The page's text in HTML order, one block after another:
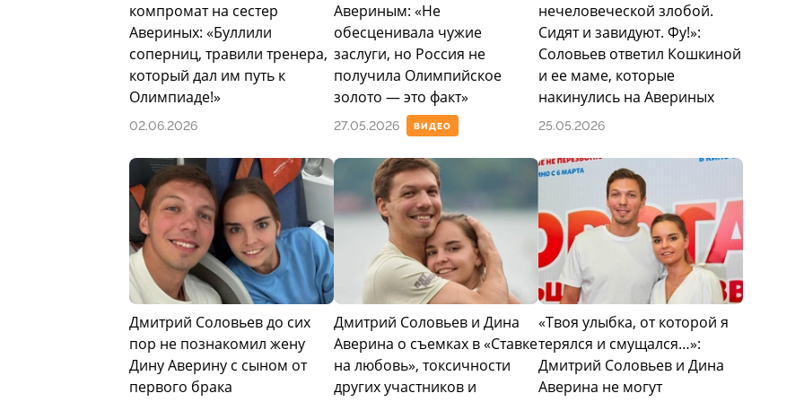
Сезон 2014/2015 спортсмен пропустил из-за операции на колене, но вернулся и продолжил
выступления. В январе 2018 года пара стала серебряным призером чемпионата Европы в
Москве, а 12 февраля 2018 года завоевала серебро командного турнира Олимпиады в
Пхенчхане. В личных соревнованиях заняла пятое место.
В июле 2019 года Екатерина Боброва объявила о завершении карьеры, после чего дуэт
прекратил выступления. Соловьев продолжил работу в ледовых шоу и телевизионных
проектах: участвовал в «Ледниковом периоде» в разные годы с Ольгой Бузовой, Ксенией
Бородиной, Натальей Подольской и другими партнерами. В 2024 году выступал в проекте
«Народный ледниковый период» в паре с гимнасткой Диной Авериной.
Личная жизнь
В юности Соловьев был женат на фигуристке Екатерине Лобановой. В 2010 году у них
родился сын Александр. Позднее спортсмен состоял в отношениях с керлингисткой Анной
Сидоровой.
Новый этап личной жизни связан с гимнасткой Диной Авериной. 14 февраля 2025 года
компромат на сестер
Авериных: «Буллили
соперниц, травили тренера,
который дал им путь к
Олимпиаде!»
02.06.2026 ВИДЕО
Авериным: «Не
обесценивала чужие
заслуги, но Россия не
получила Олимпийское
золото — это факт»
27.05.2026
нечеловеческой злобой.
Сидят и завидуют. Фу!»:
Соловьев ответил Кошкиной
и ее маме, которые
накинулись на Авериных
25.05.2026
Дмитрий Соловьев до сих
пор не познакомил жену
Дину Аверину с сыном от
первого брака
Дмитрий Соловьев и Дина
Аверина о съемках в «Ставке
на любовь», токсичности
других участников и
«Твоя улыбка, от которой я
терялся и смущался…»:
Дмитрий Соловьев и Дина
Аверина не могут